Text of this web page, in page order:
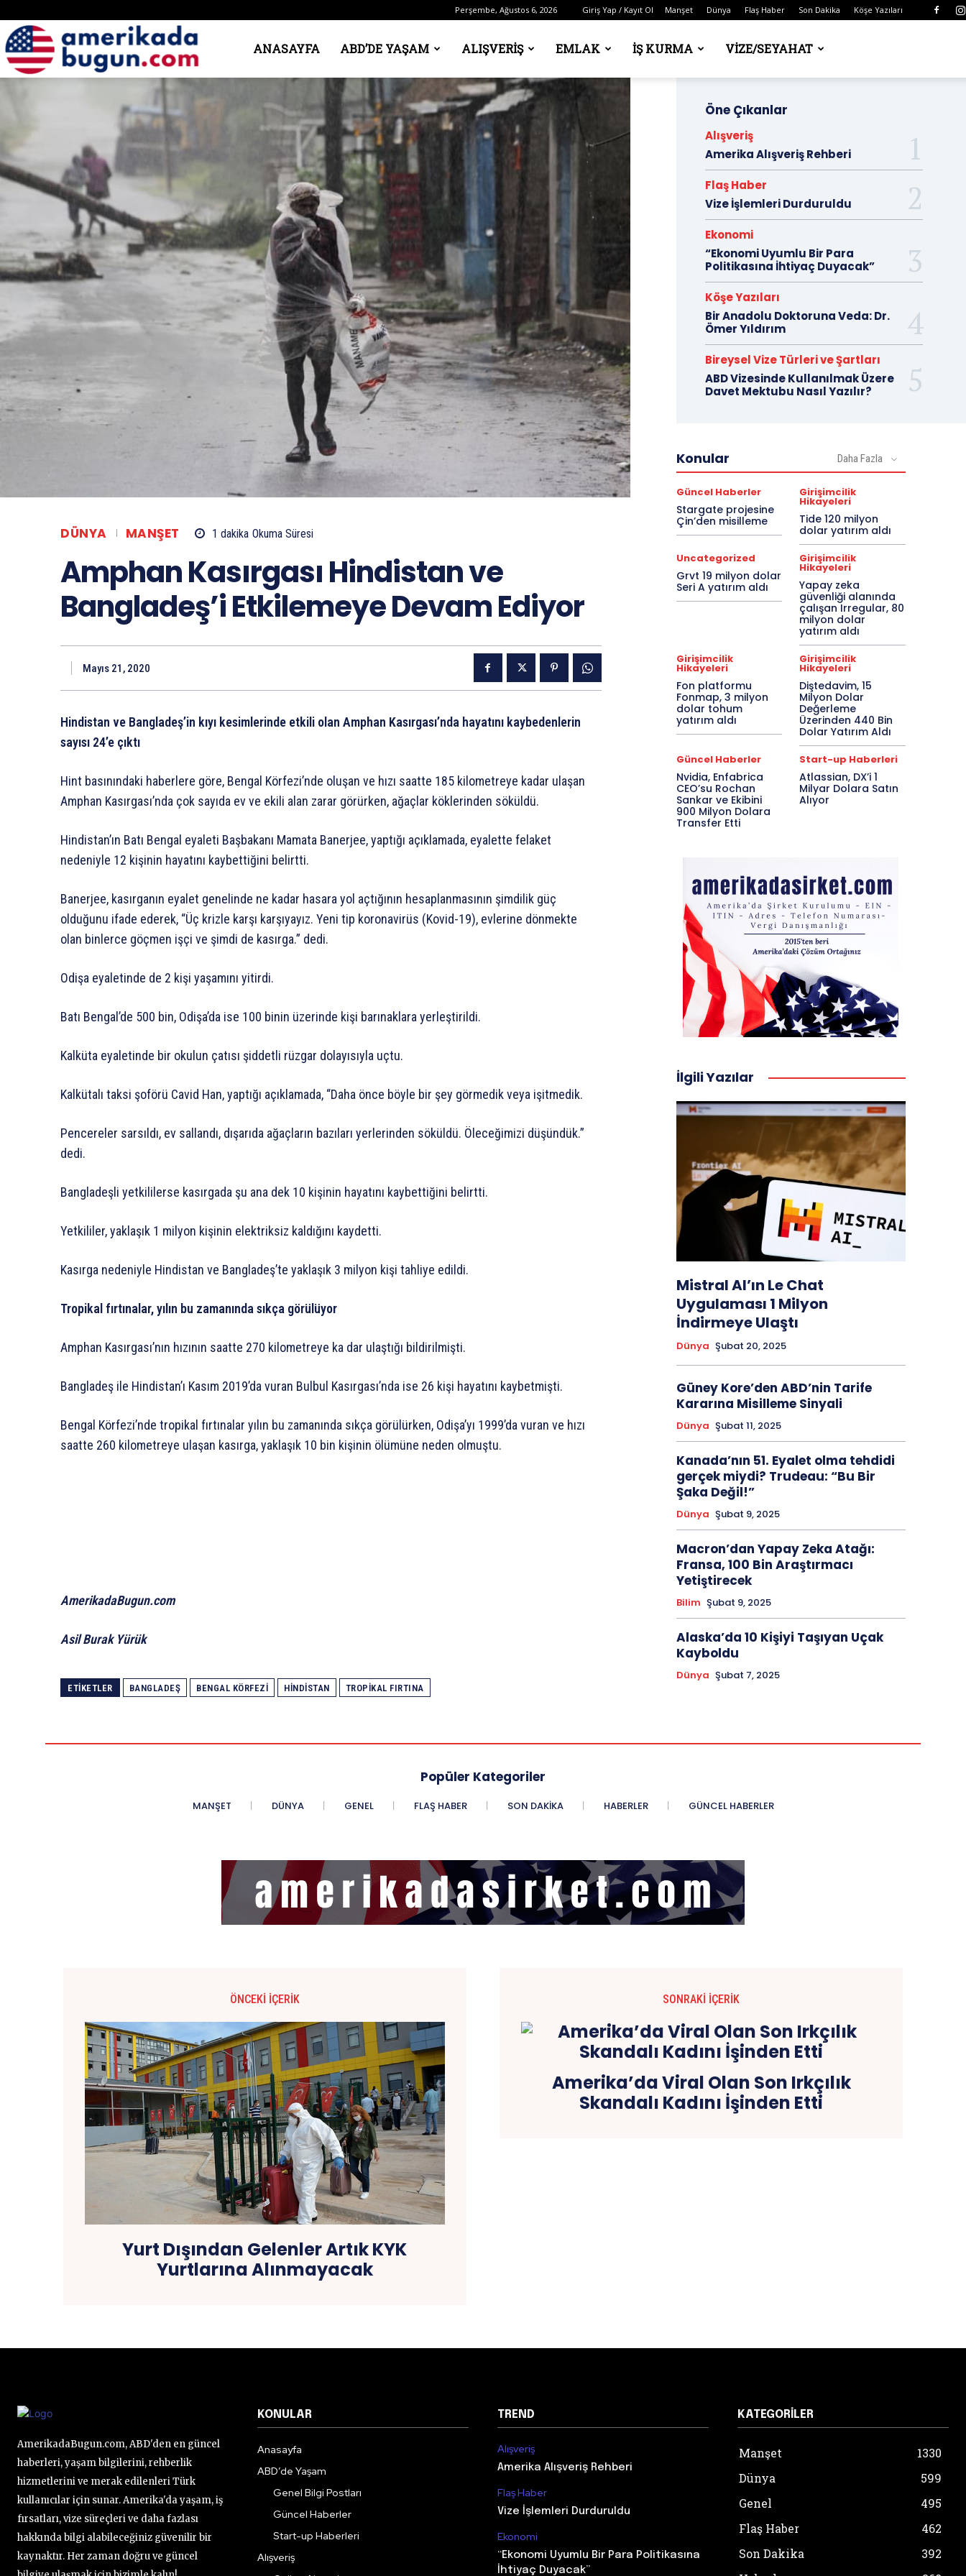
Perşembe, Ağustos 6, 2026 Giriş Yap / Kayıt Ol Manşet Dünya Flaş Haber Son Dakika Köşe Yazıları
Amerika’daANASAYFA ABD’DE YAŞAM ALIŞVERIŞ EMLAK İŞ KURMA VIZE/SEYAHAT
DÜNYA MANŞET 1 dakika Okuma Süresi
Amphan Kasırgası Hindistan ve
Bangladeş’i Etkilemeye Devam Ediyor
Mayıs 21, 2020
Hindistan ve Bangladeş’in kıyı kesimlerinde etkili olan Amphan Kasırgası’nda hayatını kaybedenlerin
sayısı 24’e çıktı
Hint basınındaki haberlere göre, Bengal Körfezi’nde oluşan ve hızı saatte 185 kilometreye kadar ulaşan
Amphan Kasırgası’nda çok sayıda ev ve ekili alan zarar görürken, ağaçlar köklerinden söküldü.
Hindistan’ın Batı Bengal eyaleti Başbakanı Mamata Banerjee, yaptığı açıklamada, eyalette felaket
nedeniyle 12 kişinin hayatını kaybettiğini belirtti.
Banerjee, kasırganın eyalet genelinde ne kadar hasara yol açtığının hesaplanmasının şimdilik güç
olduğunu ifade ederek, “Üç krizle karşı karşıyayız. Yeni tip koronavirüs (Kovid-19), evlerine dönmekte
olan binlerce göçmen işçi ve şimdi de kasırga.” dedi.
Odişa eyaletinde de 2 kişi yaşamını yitirdi.
Batı Bengal’de 500 bin, Odişa’da ise 100 binin üzerinde kişi barınaklara yerleştirildi.
Kalküta eyaletinde bir okulun çatısı şiddetli rüzgar dolayısıyla uçtu.
Kalkütalı taksi şoförü Cavid Han, yaptığı açıklamada, “Daha önce böyle bir şey görmedik veya işitmedik.
Pencereler sarsıldı, ev sallandı, dışarıda ağaçların bazıları yerlerinden söküldü. Öleceğimizi düşündük.”
dedi.
Bangladeşli yetkililerse kasırgada şu ana dek 10 kişinin hayatını kaybettiğini belirtti.
Yetkililer, yaklaşık 1 milyon kişinin elektriksiz kaldığını kaydetti.
Kasırga nedeniyle Hindistan ve Bangladeş’te yaklaşık 3 milyon kişi tahliye edildi.
Tropikal fırtınalar, yılın bu zamanında sıkça görülüyor
Amphan Kasırgası’nın hızının saatte 270 kilometreye ka dar ulaştığı bildirilmişti.
Bangladeş ile Hindistan’ı Kasım 2019’da vuran Bulbul Kasırgası’nda ise 26 kişi hayatını kaybetmişti.
Bengal Körfezi’nde tropikal fırtınalar yılın bu zamanında sıkça görülürken, Odişa’yı 1999’da vuran ve hızı
saatte 260 kilometreye ulaşan kasırga, yaklaşık 10 bin kişinin ölümüne neden olmuştu.
AmerikadaBugun.com
Asil Burak Yürük
ETIKETLER BANGLADEŞ BENGAL KÖRFEZI HINDISTAN TROPIKAL FIRTINA
Öne Çıkanlar
Alışveriş
Amerika Alışveriş Rehberi
Flaş Haber
Vize İşlemleri Durduruldu
Ekonomi
“Ekonomi Uyumlu Bir Para
Politikasına İhtiyaç Duyacak”
Köşe Yazıları
Bir Anadolu Doktoruna Veda: Dr.
Ömer Yıldırım
Bireysel Vize Türleri ve Şartları
ABD Vizesinde Kullanılmak Üzere
Davet Mektubu Nasıl Yazılır?
Konular Daha Fazla
Güncel Haberler
Stargate projesine
Çin’den misilleme
Girişimcilik
Hikayeleri
Tide 120 milyon
dolar yatırım aldı
Uncategorized
Grvt 19 milyon dolar
Seri A yatırım aldı
Girişimcilik
Hikayeleri
Yapay zeka
güvenliği alanında
çalışan Irregular, 80
milyon dolar
yatırım aldı
Girişimcilik
Hikayeleri
Fon platformu
Fonmap, 3 milyon
dolar tohum
yatırım aldı
Girişimcilik
Hikayeleri
Diştedavim, 15
Milyon Dolar
Değerleme
Üzerinden 440 Bin
Dolar Yatırım Aldı
Güncel Haberler
Nvidia, Enfabrica
CEO’su Rochan
Sankar ve Ekibini
900 Milyon Dolara
Transfer Etti
Start-up Haberleri
Atlassian, DX’i 1
Milyar Dolara Satın
Alıyor
İlgili Yazılar
Mistral AI’ın Le Chat
Uygulaması 1 Milyon
İndirmeye Ulaştı
Dünya Şubat 20, 2025
Güney Kore’den ABD’nin Tarife
Kararına Misilleme Sinyali
Dünya Şubat 11, 2025
Kanada’nın 51. Eyalet olma tehdidi
gerçek miydi? Trudeau: “Bu Bir
Şaka Değil!”
Dünya Şubat 9, 2025
Macron’dan Yapay Zeka Atağı:
Fransa, 100 Bin Araştırmacı
Yetiştirecek
Bilim Şubat 9, 2025
Alaska’da 10 Kişiyi Taşıyan Uçak
Kayboldu
Dünya Şubat 7, 2025
Popüler Kategoriler
MANŞET DÜNYA GENEL FLAŞ HABER SON DAKIKA HABERLER GÜNCEL HABERLER
ÖNCEKI İÇERIK
Yurt Dışından Gelenler Artık KYK
Yurtlarına Alınmayacak
SONRAKI İÇERIK
Amerika’da Viral Olan Son Irkçılık
Skandalı Kadını İşinden Etti
AmerikadaBugun.com, ABD'den en güncel
haberleri, yaşam bilgilerini, rehberlik
hizmetlerini ve merak edilenleri Türk
kullanıcılar için sunar. Amerika'da yaşam, iş
fırsatları, vize süreçleri ve daha fazlası
hakkında bilgi alabileceğiniz güvenilir bir
kaynaktır. Her zaman doğru ve güncel
KONULAR
Anasayfa
ABD’de Yaşam
Genel Bilgi Postları
Güncel Haberler
Start-up Haberleri
Alışveriş
TREND
Alışveriş
Amerika Alışveriş Rehberi
Flaş Haber
Vize İşlemleri Durduruldu
Ekonomi
“Ekonomi Uyumlu Bir Para Politikasına
İhtiyaç Duyacak”
KATEGORILER
Manşet
1330
Dünya
599
Genel
495
Flaş Haber
462
Son Dakika
392